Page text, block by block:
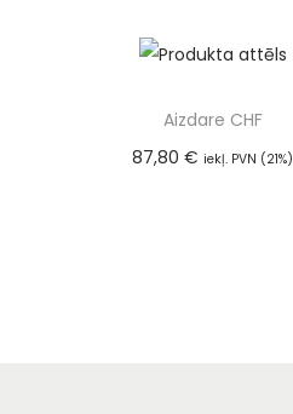
Aizdare CHF
87,80€ iekļ. PVN (21%)